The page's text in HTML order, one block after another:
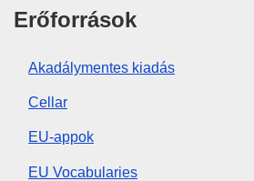
Erőforrások
Akadálymentes kiadás
Cellar
EU-appok
EU Vocabularies